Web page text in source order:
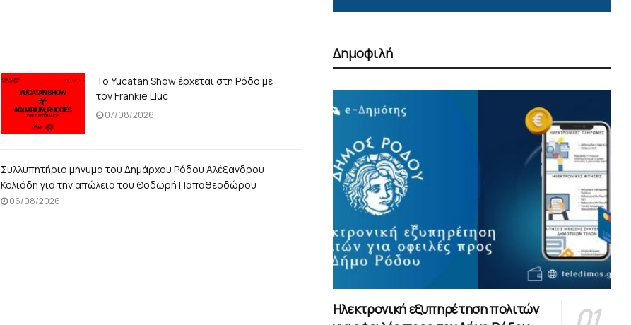
Το Yucatan Show έρχεται στη Ρόδο με
τον Frankie Lluc
07/08/2026
Συλλυπητήριο μήνυμα του Δημάρχου Ρόδου Αλέξανδρου
Κολιάδη για την απώλεια του Θοδωρή Παπαθεοδώρου
06/08/2026
Δημοφιλή
Ηλεκτρονική εξυπηρέτηση πολιτών